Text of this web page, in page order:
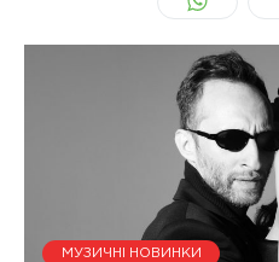
МУЗИЧНІ НОВИНКИ